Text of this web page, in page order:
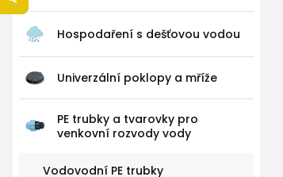
Hospodaření s dešťovou vodou
Univerzální poklopy a mříže
PE trubky a tvarovky pro
venkovní rozvody vody
Vodovodní PE trubky